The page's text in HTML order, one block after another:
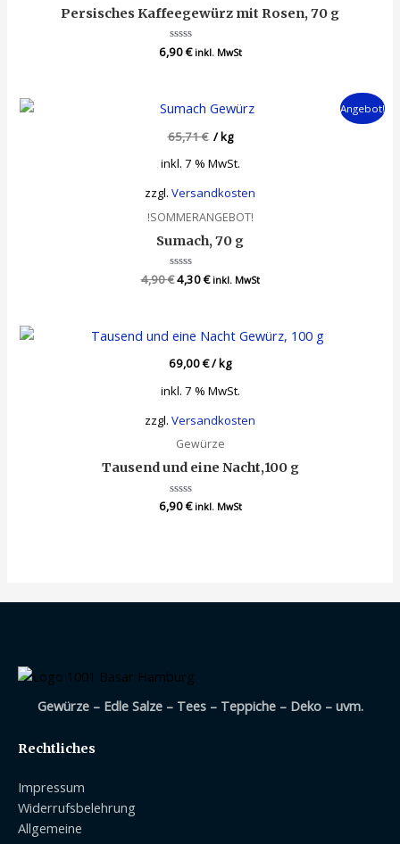
Persisches Kaffeegewürz mit Rosen, 70 g
Bewertet
6,90€ inkl. MwSt
Angebot!
65,71€ /kg
inkl. 7 % MwSt.
zzgl. Versandkosten
!SOMMERANGEBOT!
Sumach, 70 g
Bewertet
mit
4,90€Ursprünglicher
4,30€Aktueller
inkl. MwSt
69,00€/kg
inkl. 7 % MwSt.
zzgl. Versandkosten
Gewürze
Tausend und eine Nacht,100 g
Bewertet
6,90€ inkl. MwSt
Gewürze – Edle Salze – Tees – Teppiche – Deko – uvm.
Rechtliches
Impressum
Widerrufsbelehrung
Allgemeine